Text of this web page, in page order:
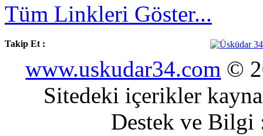
Tüm Linkleri Göster...
Takip Et :
www.uskudar34.com ©
Sitedeki içerikler
Destek ve